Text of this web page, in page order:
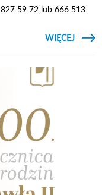
59 72 lub 666 513
CZYTAJ
WIĘCEJ